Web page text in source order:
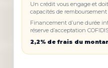
Un crédit vous engage et
capacités de
Financement d’une durée
réserve d’acceptation
2,2% de frais du